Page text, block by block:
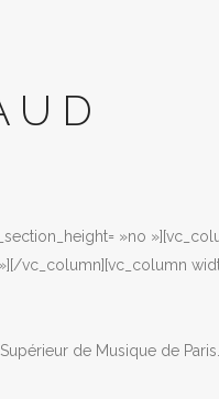
»no
vc_column][vc_column
de Musique de